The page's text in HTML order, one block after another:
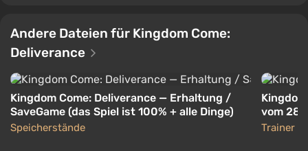
Andere Dateien für Kingdom Come:
Deliverance
Kingdom Come: Deliverance — Erhaltung /
SaveGame (das Spiel ist 100% + alle Dinge)
Speicherstände
vom
Trainer